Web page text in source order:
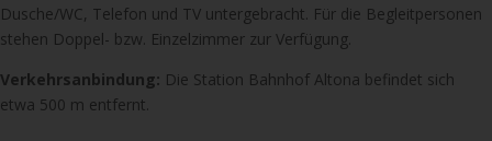
Dusche/WC, Telefon und TV untergebracht. Für die Begleitpersonen
stehen Doppel- bzw. Einzelzimmer zur Verfügung.
Verkehrsanbindung: Die Station Bahnhof Altona befindet sich
etwa 500 m entfernt.